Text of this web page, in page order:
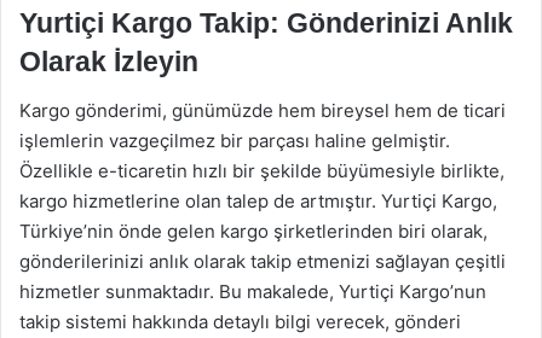
Yurtiçi Kargo Takip: Gönderinizi Anlık
Olarak İzleyin
Kargo gönderimi, günümüzde hem bireysel hem de ticari
işlemlerin vazgeçilmez bir parçası haline gelmiştir.
Özellikle e-ticaretin hızlı bir şekilde büyümesiyle birlikte,
kargo hizmetlerine olan talep de artmıştır. Yurtiçi Kargo,
Türkiye’nin önde gelen kargo şirketlerinden biri olarak,
gönderilerinizi anlık olarak takip etmenizi sağlayan çeşitli
hizmetler sunmaktadır. Bu makalede, Yurtiçi Kargo’nun
takip sistemi hakkında detaylı bilgi verecek, gönderi